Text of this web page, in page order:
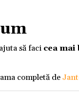
să faci cea mai
completă de